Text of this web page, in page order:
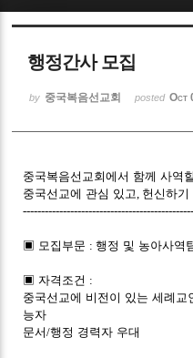
행정간사 모집
by 중국복음선교회 posted Oct
중국복음선교회에서 함께 사역
중국선교에 관심 있고 헌신하
▣ 모집부문 :행정 및 농아사역
▣자격조건 :
중국선교에 비전이 있는 세례교
능자
문서/행정 경력자 우대
Sketchbook5,